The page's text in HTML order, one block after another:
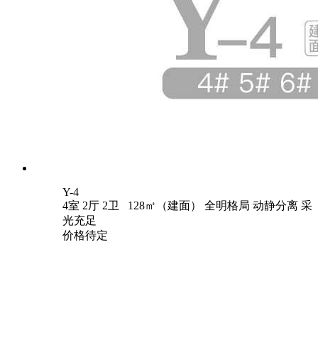
Y-4
4室 2厅 2卫 128㎡（建面）
全明格局 动静分离 采
光充足
价格待定